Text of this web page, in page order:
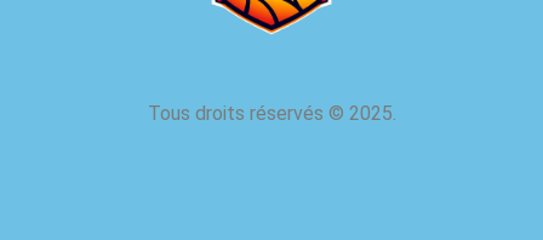
Tous droits réservés © 2025.